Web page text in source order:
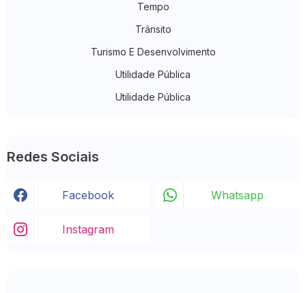
Tempo
Trânsito
Turismo E Desenvolvimento
Utilidade Pública
Utilidade Pública
Redes Sociais
Facebook Whatsapp
Instagram